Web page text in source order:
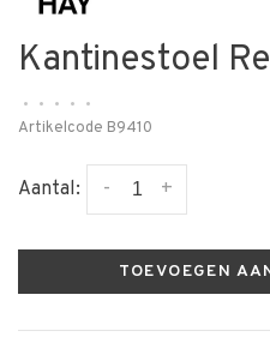
Kantinestoel
• • • •
•
Artikelcode B9410
Aantal: +
-
TOEVOEGEN